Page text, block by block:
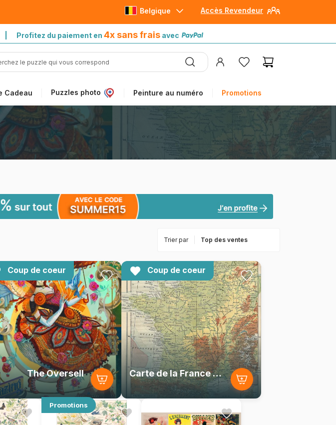
Accès Revendeur
Belgique
| Profitez du paiement en 4x sans frais avec
Cadeau Puzzles photo Peinture au numéro Promotions
Trier par
Coup de coeur
The Oversell
Coup de coeur
Carte de la France Physique - Larousse, 1925
Promotions